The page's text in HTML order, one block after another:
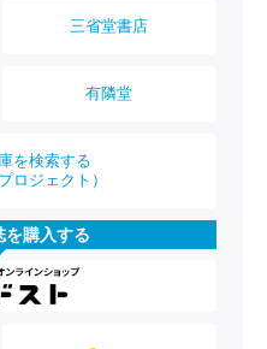
三省堂書店
有隣堂
を検索する
ロジェクト）
を購入する